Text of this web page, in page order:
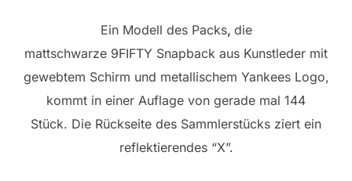
Ein Modell des Packs, die
mattschwarze 9FIFTY Snapback aus Kunstleder mit
gewebtem Schirm und metallischem Yankees Logo,
kommt in einer Auflage von gerade mal 144
Stück. Die Rückseite des Sammlerstücks ziert ein
reflektierendes “X”.